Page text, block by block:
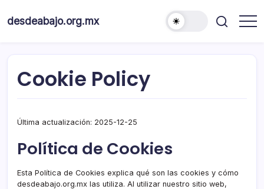
desdeabajo.org.mx
Cookie Policy
Última actualización: 2025-12-25
Política de Cookies
Esta Política de Cookies explica qué son las cookies y cómo
desdeabajo.org.mx las utiliza. Al utilizar nuestro sitio web,